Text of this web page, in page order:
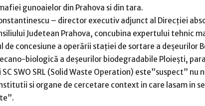
gunoaielor din Prahova si din tara.
– director executiv adjunct al Direcţiei
Judetean Prahova, concubina expertului tehnic
de concesiune a operării stației de sortare a deșeurilor
biologică a deșeurilor biodegradabile Ploiești,
SC SWO SRL (Solid Waste Operation) este”suspect” nu
si organe de cercetare context in care lasam in